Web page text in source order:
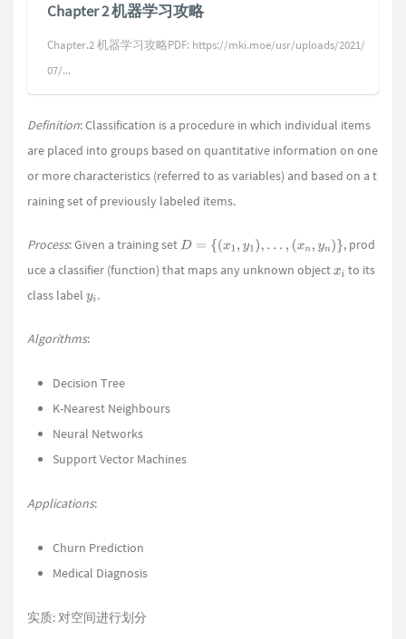
Chapter 2 机器学习攻略
Chapter.2 机器学习攻略PDF: https://mki.moe/usr/uploads/2021/
07/...
Definition: Classification is a procedure in which individual items
are placed into groups based on quantitative information on one
or more characteristics (referred to as variables) and based on a t
raining set of previously labeled items.
Process: Given a training setD= {(x 1,y1),…,(xn , y n )}
, prod
uce a classifier (function) that maps any unknown objectxi to its
class label yi.
Algorithms:
Decision Tree
K-Nearest Neighbours
Neural Networks
Support Vector Machines
Applications:
Churn Prediction
Medical Diagnosis
实质: 对空间进行划分